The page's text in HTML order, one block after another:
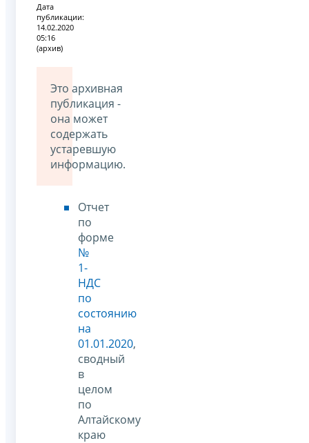
Дата
публикации:
14.02.2020
05:16
(архив)
Это архивная
публикация -
она может
содержать
устаревшую
информацию.
Отчет
по
форме
№
1-
НДС
по
состоянию
на
01.01.2020,
сводный
в
целом
по
Алтайскому
краю